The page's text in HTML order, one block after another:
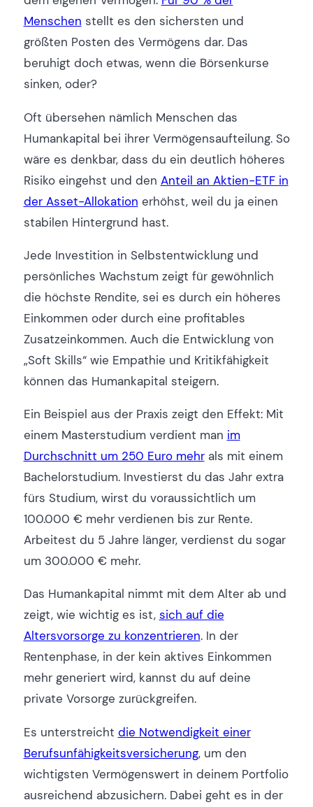
Menschen stellt es den sichersten und
größten Posten des Vermögens dar. Das
beruhigt doch etwas, wenn die Börsenkurse
sinken, oder?
Oft übersehen nämlich Menschen das
Humankapital bei ihrer Vermögensaufteilung. So
wäre es denkbar, dass du ein deutlich höheres
Risiko eingehst und den Anteil an Aktien-ETF in
der Asset-Allokation erhöhst, weil du ja einen
stabilen Hintergrund hast.
Jede Investition in Selbstentwicklung und
persönliches Wachstum zeigt für gewöhnlich
die höchste Rendite, sei es durch ein höheres
Einkommen oder durch eine profitables
Zusatzeinkommen. Auch die Entwicklung von
„Soft Skills“ wie Empathie und Kritikfähigkeit
können das Humankapital steigern.
Ein Beispiel aus der Praxis zeigt den Effekt: Mit
einem Masterstudium verdient man im
Durchschnitt um 250 Euro mehrals mit einem
Bachelorstudium. Investierst du das Jahr extra
fürs Studium, wirst du voraussichtlich um
100.000 € mehr verdienen bis zur Rente.
Arbeitest du 5 Jahre länger, verdienst du sogar
um 300.000 € mehr.
Das Humankapital nimmt mit dem Alter ab und
zeigt, wie wichtig es ist, sich auf die
Altersvorsorge zu konzentrieren. In der
Rentenphase, in der kein aktives Einkommen
mehr generiert wird, kannst du auf deine
private Vorsorge zurückgreifen.
Es unterstreicht die Notwendigkeit einer
Berufsunfähigkeitsversicherung, um den
wichtigsten Vermögenswert in deinem Portfolio
ausreichend abzusichern. Dabei geht es in der